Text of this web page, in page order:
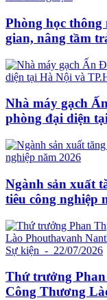
Phòng học
gian, nâng tầm
Nhà máy gạch
phòng đại diện
Ngành sản xuất
tiêu công nghiệp
Sự kiện - 22/07/2026
Thứ trưởng
Công Thương